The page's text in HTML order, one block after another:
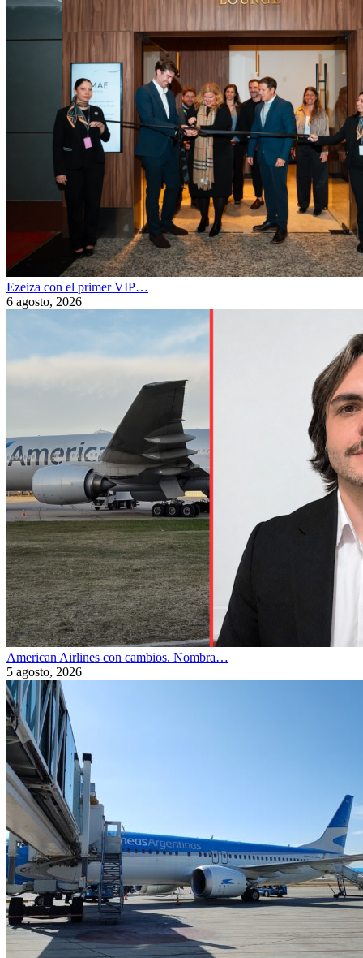
Ezeiza con el primer VIP…
6 agosto, 2026
American Airlines con cambios. Nombra…
5 agosto, 2026